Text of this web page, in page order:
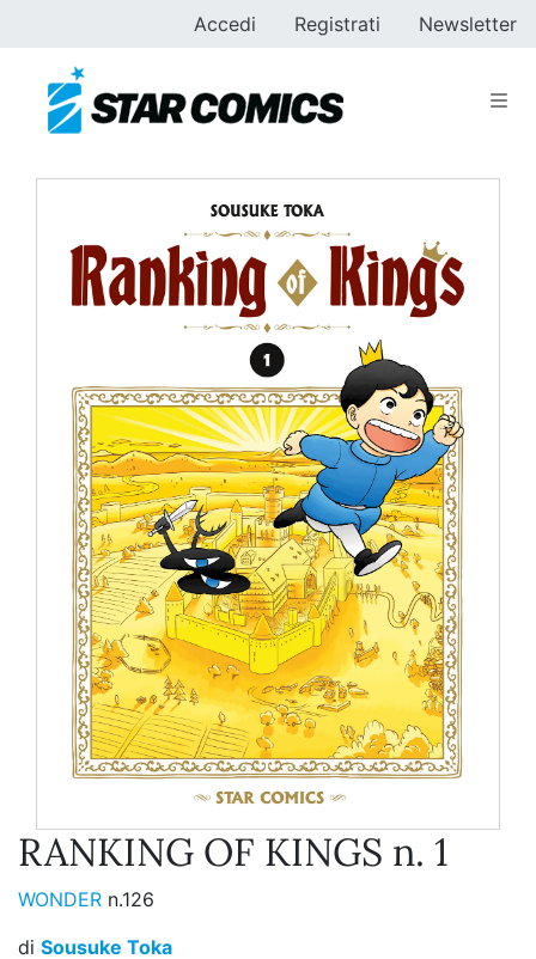
Accedi Registrati Newsletter
RANKING OF KINGS n. 1
WONDER n.126
di Sousuke Toka